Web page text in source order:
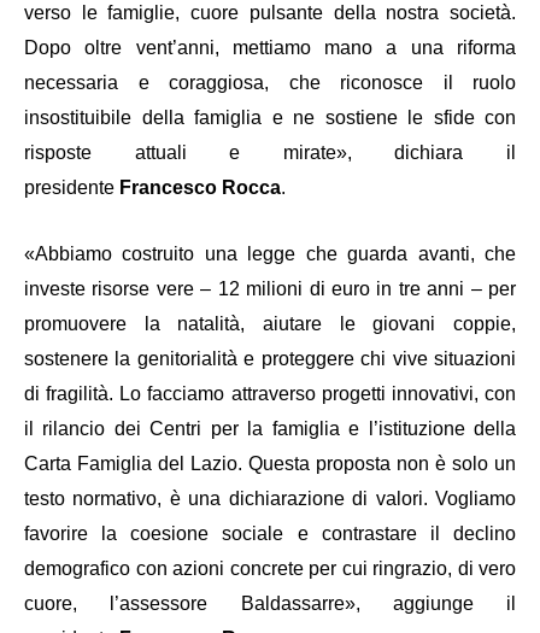
verso le famiglie, cuore pulsante della nostra società.
Dopo oltre vent’anni, mettiamo mano a una riforma
necessaria e coraggiosa, che riconosce il ruolo
insostituibile della famiglia e ne sostiene le sfide con
risposte attuali e mirate», dichiara il
presidente Francesco Rocca.
«Abbiamo costruito una legge che guarda avanti, che
investe risorse vere – 12 milioni di euro in tre anni – per
promuovere la natalità, aiutare le giovani coppie,
sostenere la genitorialità e proteggere chi vive situazioni
di fragilità. Lo facciamo attraverso progetti innovativi, con
il rilancio dei Centri per la famiglia e l’istituzione della
Carta Famiglia del Lazio. Questa proposta non è solo un
testo normativo, è una dichiarazione di valori. Vogliamo
favorire la coesione sociale e contrastare il declino
demografico con azioni concrete per cui ringrazio, di vero
cuore, l’assessore Baldassarre», aggiunge il